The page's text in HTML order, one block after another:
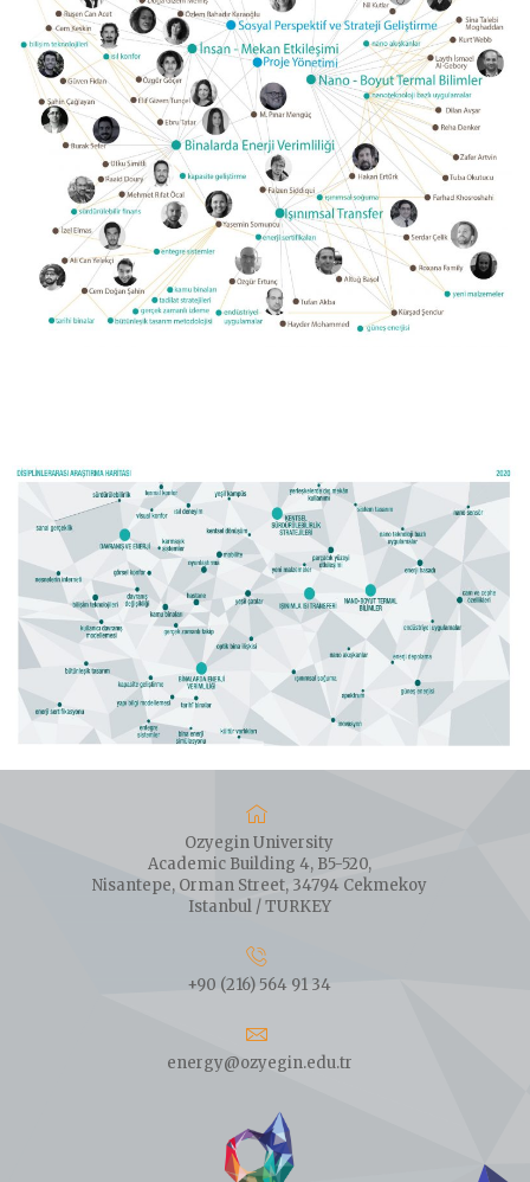
Ozyegin University
Academic Building 4, B5-520,
Nisantepe, Orman Street, 34794 Cekmekoy
Istanbul / TURKEY
+90 (216) 564 91 34
energy@ozyegin.edu.tr